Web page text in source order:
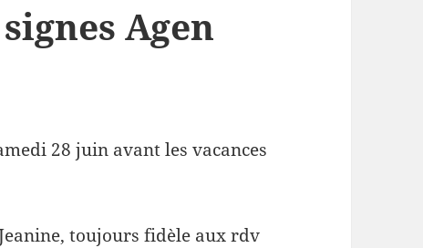
Agen
28 juin avant les vacances
toujours fidèle aux rdv